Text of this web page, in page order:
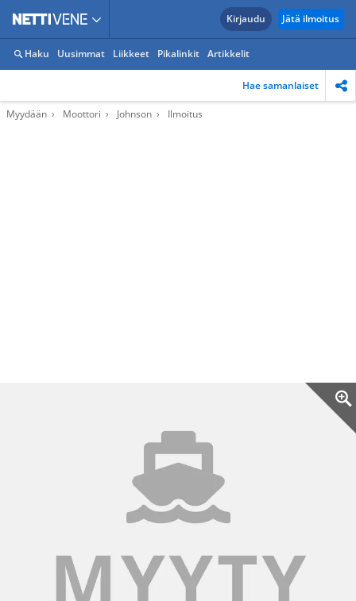
Kirjaudu Jätä ilmoitus
Haku Uusimmat Liikkeet Pikalinkit Artikkelit
Hae samanlaiset
Myydään Moottori Johnson Ilmoitus